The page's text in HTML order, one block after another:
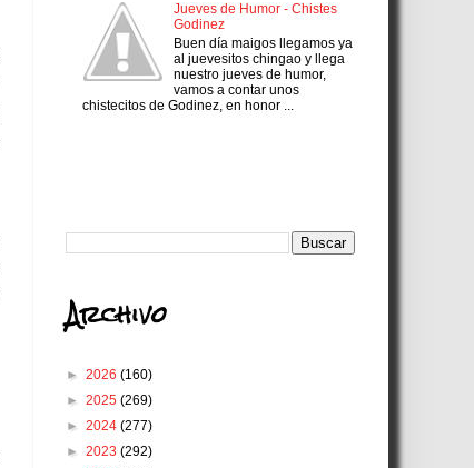
Jueves de Humor - Chistes
Godinez
Buen día maigos llegamos ya
al juevesitos chingao y llega
nuestro jueves de humor,
vamos a contar unos
chistecitos de Godinez, en honor ...
Archivo
► 2026 (160)
► 2025 (269)
► 2024 (277)
► 2023 (292)